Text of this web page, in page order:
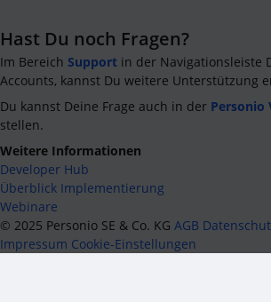
Hast Du noch Fragen?
Im Bereich Support in der Navigationsleiste
Accounts, kannst Du weitere Unterstützung
Du kannst Deine Frage auch in der Personio
stellen.
Weitere Informationen
Developer Hub
Überblick Implementierung
Webinare
© 2025 Personio SE & Co. KG AGB
Impressum Cookie-Einstellungen